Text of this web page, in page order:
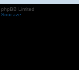
Limited
Soucaze